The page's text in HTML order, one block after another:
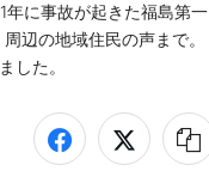
に事故が起きた福島第一
辺の地域住民の声まで。
した。